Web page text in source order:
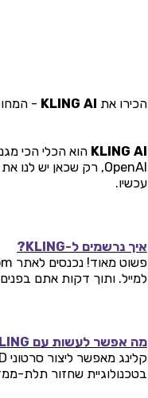
הכירו את KLING AI
-
KLING AI
עכשיו.
איך נרשמים ל-KLING?
פשוט מאוד! נכנסים לאתר
למייל. ותוך דקות אתם
מה אפשר לעשות עם KLING?
בטכנולוגיית שחזור תלת-